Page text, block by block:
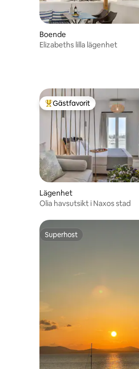
Boende
Elizabeths lilla lägenhet
Populär gästfavorit
Gästfavorit
Lägenhet
Olia havsutsikt i Naxos stad
Superhost
Superhost